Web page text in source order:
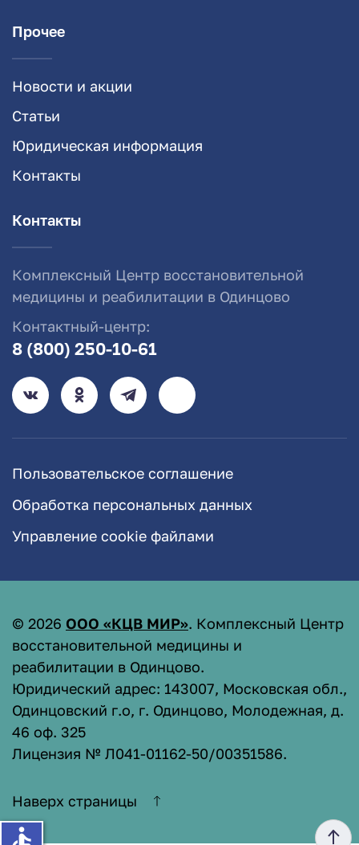
Прочее
Новости и акции
Статьи
Юридическая информация
Контакты
Контакты
Комплексный Центр восстановительной
медицины и реабилитации в Одинцово
Контактный-центр:
8 (800) 250-10-61
Пользовательское соглашение
Обработка персональных данных
Управление cookie файлами
© 2026 ООО «КЦВ МИР». Комплексный Центр
восстановительной медицины и
реабилитации в Одинцово.
Юридический адрес: 143007, Московская обл.,
Одинцовский г.о, г. Одинцово, Молодежная, д.
46 оф. 325
Лицензия № Л041-01162-50/00351586.
Наверх страницы